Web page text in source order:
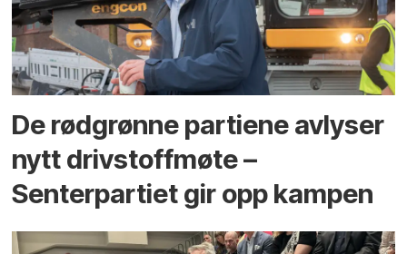
De rødgrønne partiene avlyser
nytt drivstoffmøte –
Senterpartiet gir opp kampen